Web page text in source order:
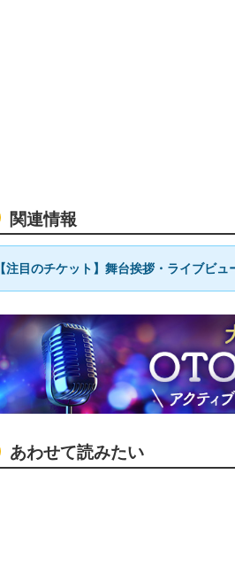
関連情報
【注目のチケット】舞台挨拶・ライブビ
あわせて読みたい